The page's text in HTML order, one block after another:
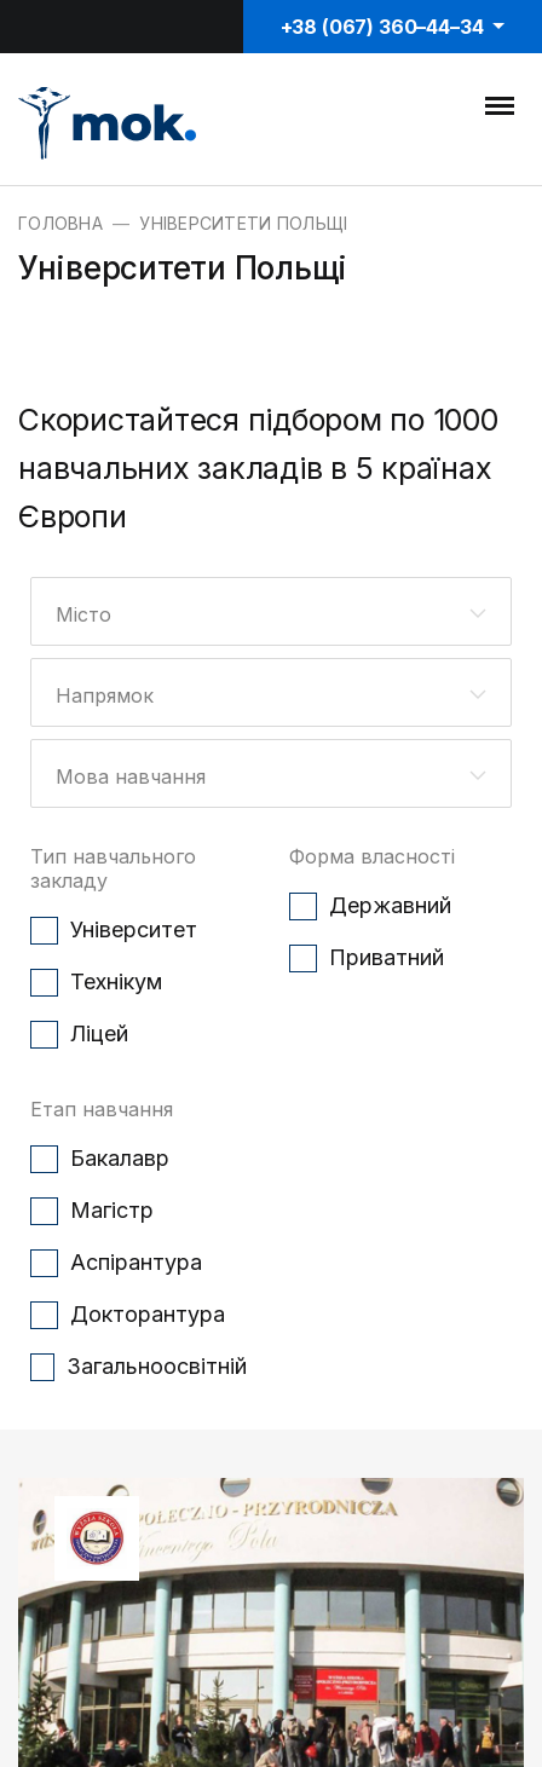
+38 (067) 360–44–34
ГОЛОВНА УНІВЕРСИТЕТИ ПОЛЬЩІ
Університети Польщі
Тип навчального
закладу
Університет
Технікум
Ліцей
Форма власності
Державний
Приватний
Етап навчання
Бакалавр
Магістр
Аспірантура
Докторантура
Загальноосвітній
Скористайтеся підбором по 1000
навчальних закладів в 5 країнах
Європи